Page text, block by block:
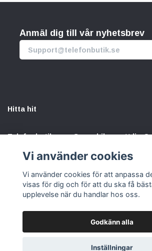
Anmäl dig till vår nyhetsbrev
Hitta hit
Telefonbutik.se – Ge mobilen nytt liv.
Sociala medier
© 2026 Telefonbutik.se – din kompletta
Vi använder cookies
Vi använder cookies för att anpassa
visas för dig och för att du ska få
upplevelse när du handlar hos oss.
Godkänn alla
Inställningar